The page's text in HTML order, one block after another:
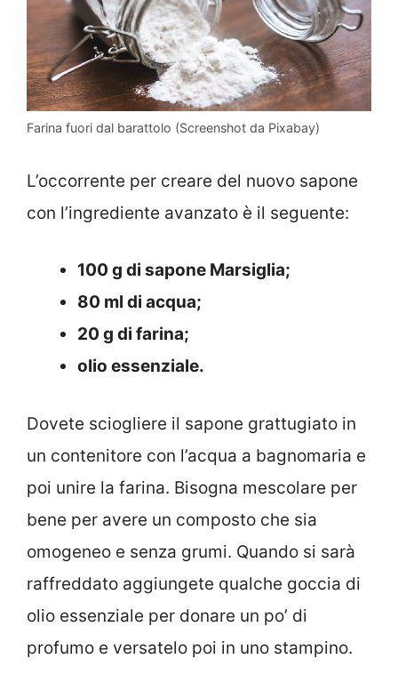
Farina fuori dal barattolo (Screenshot da Pixabay)
L’occorrente per creare del nuovo sapone
con l’ingrediente avanzato è il seguente:
100 g di sapone Marsiglia;
80 ml di acqua;
20 g di farina;
olio essenziale.
Dovete sciogliere il sapone grattugiato in
un contenitore con l’acqua a bagnomaria e
poi unire la farina. Bisogna mescolare per
bene per avere un composto che sia
omogeneo e senza grumi. Quando si sarà
raffreddato aggiungete qualche goccia di
olio essenziale per donare un po’ di
profumo e versatelo poi in uno stampino.